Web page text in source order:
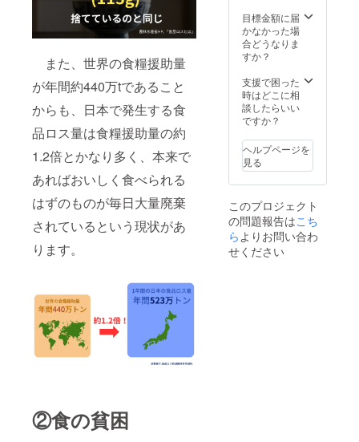
また、世界の食糧援助量
が年間約440万tであること
からも、日本で発生する食
品ロス量は食糧援助量の約
1.2倍とかなり多く、本来で
あればおいしく食べられる
はずのものが毎日大量廃棄
されているという現状があ
ります。
②食の貧困
予定で
す。活
動報告
ルサン
クスと
してお
名前を
ます。
（ご希
望の方
は購入
備考欄
に掲載
を希望
する名
前をお
を心を
込めて
お送り
活動報
告書
は、店
舗の様
れまで
活動の
様子の
写真、
の使い
道など
のコン
テンツ
を含め
目標金額に届
かなかった場
合どうなりま
すか？
支援で困った
時はどこに相
談したらいい
ですか？
ヘルプページを
見る
このプロジェクト
の問題報告はこち
らよりお問い合わ
せください